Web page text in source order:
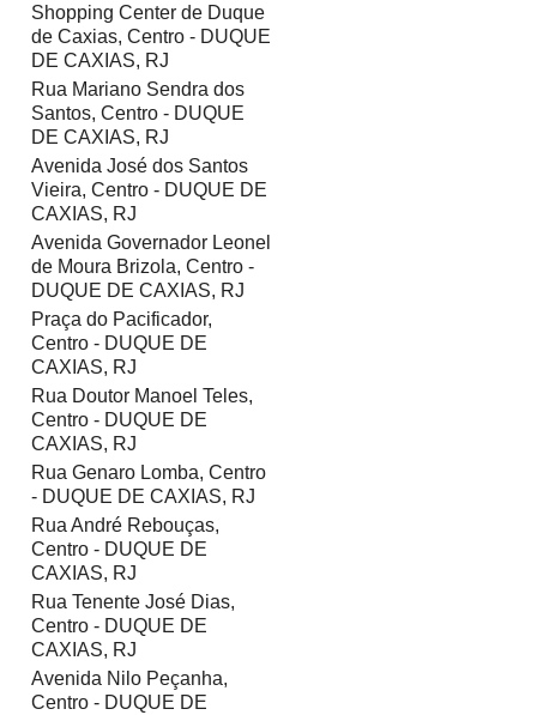
Shopping Center de Duque
de Caxias, Centro - DUQUE
DE CAXIAS, RJ
Rua Mariano Sendra dos
Santos, Centro - DUQUE
DE CAXIAS, RJ
Avenida José dos Santos
Vieira, Centro - DUQUE DE
CAXIAS, RJ
Avenida Governador Leonel
de Moura Brizola, Centro -
DUQUE DE CAXIAS, RJ
Praça do Pacificador,
Centro - DUQUE DE
CAXIAS, RJ
Rua Doutor Manoel Teles,
Centro - DUQUE DE
CAXIAS, RJ
Rua Genaro Lomba, Centro
- DUQUE DE CAXIAS, RJ
Rua André Rebouças,
Centro - DUQUE DE
CAXIAS, RJ
Rua Tenente José Dias,
Centro - DUQUE DE
CAXIAS, RJ
Avenida Nilo Peçanha,
Centro - DUQUE DE